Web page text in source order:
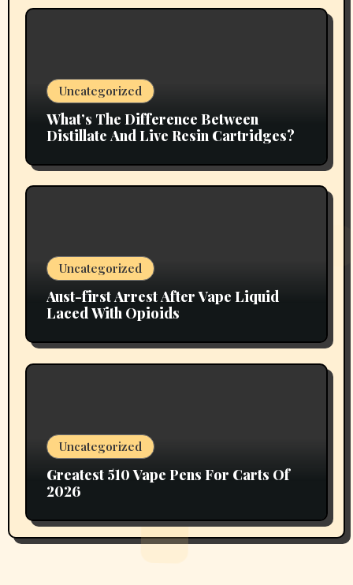
Uncategorized
What’s The Difference Between
Distillate And Live Resin Cartridges?
Uncategorized
Aust-first Arrest After Vape Liquid
Laced With Opioids
Uncategorized
Greatest 510 Vape Pens For Carts Of
2026